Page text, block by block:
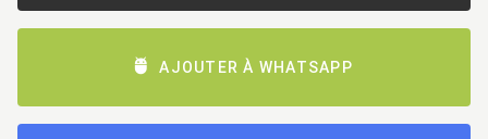
AJOUTER À WHATSAPP